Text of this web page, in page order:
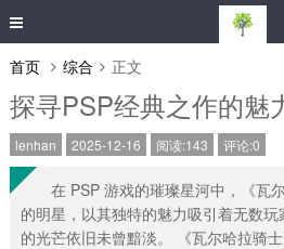
首页 综合 正文
探寻PSP经典之作的魅
lenhan 2025-12-16 阅读:143 评论:0
在 PSP 游戏的璀璨星河中，《瓦
的明星，以其独特的魅力吸引着无数
的光芒依旧未曾黯淡。 《瓦尔哈拉骑